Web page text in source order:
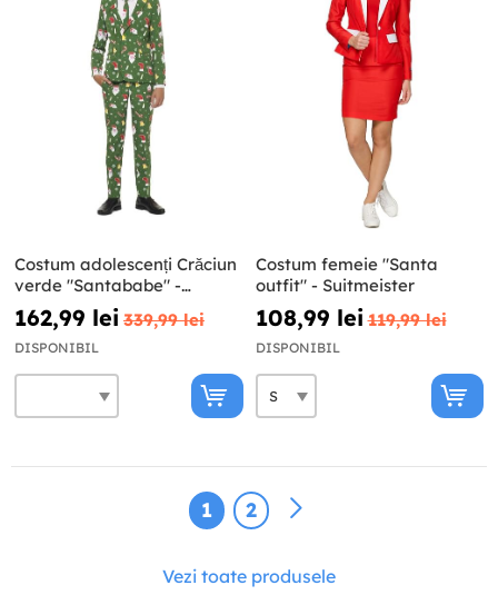
Costum adolescenți Crăciun
verde "Santababe" -
Opposuits
162,99 lei 339,99 lei
DISPONIBIL
Costum femeie "Santa
outfit" - Suitmeister
108,99 lei 119,99 lei
DISPONIBIL
1 2
Vezi toate produsele